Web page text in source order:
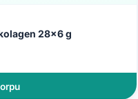
28x6 g